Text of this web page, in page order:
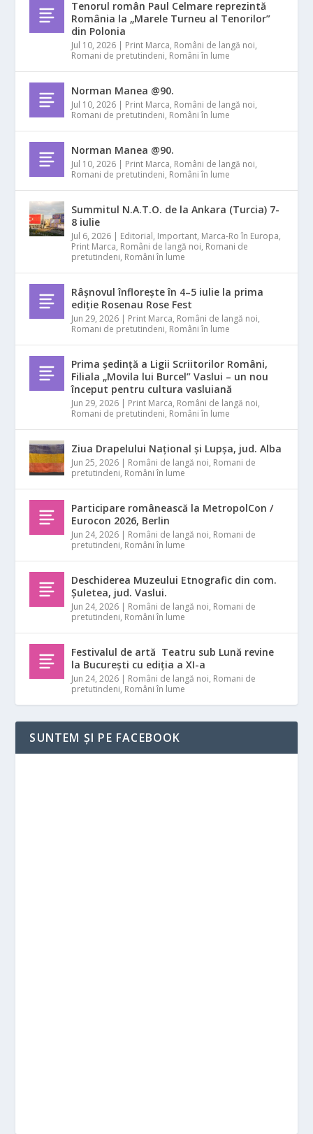
Tenorul român Paul Celmare reprezintă
România la „Marele Turneu al Tenorilor”
din Polonia
Jul 10, 2026 | Print Marca, Români de langă noi,
Romani de pretutindeni, Români în lume
Norman Manea @90.
Jul 10, 2026 | Print Marca, Români de langă noi,
Romani de pretutindeni, Români în lume
Norman Manea @90.
Jul 10, 2026 | Print Marca, Români de langă noi,
Romani de pretutindeni, Români în lume
Summitul N.A.T.O. de la Ankara (Turcia) 7-
8 iulie
Jul 6, 2026 | Editorial, Important, Marca-Ro în Europa,
Print Marca, Români de langă noi, Romani de
pretutindeni, Români în lume
Râșnovul înflorește în 4–5 iulie la prima
ediție Rosenau Rose Fest
Jun 29, 2026 | Print Marca, Români de langă noi,
Romani de pretutindeni, Români în lume
Prima ședință a Ligii Scriitorilor Români,
Filiala „Movila lui Burcel” Vaslui – un nou
început pentru cultura vasluiană
Jun 29, 2026 | Print Marca, Români de langă noi,
Romani de pretutindeni, Români în lume
Ziua Drapelului Național și Lupșa, jud. Alba
Jun 25, 2026 | Români de langă noi, Romani de
pretutindeni, Români în lume
Participare românească la MetropolCon /
Eurocon 2026, Berlin
Jun 24, 2026 | Români de langă noi, Romani de
pretutindeni, Români în lume
Deschiderea Muzeului Etnografic din com.
Șuletea, jud. Vaslui.
Jun 24, 2026 | Români de langă noi, Romani de
pretutindeni, Români în lume
Festivalul de artă Teatru sub Lună revine
la București cu ediția a XI-a
Jun 24, 2026 | Români de langă noi, Romani de
pretutindeni, Români în lume
SUNTEM ȘI PE FACEBOOK